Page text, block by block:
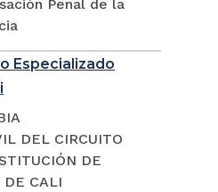
Penal de la
Especializado
DEL CIRCUITO
DE
DE CALI